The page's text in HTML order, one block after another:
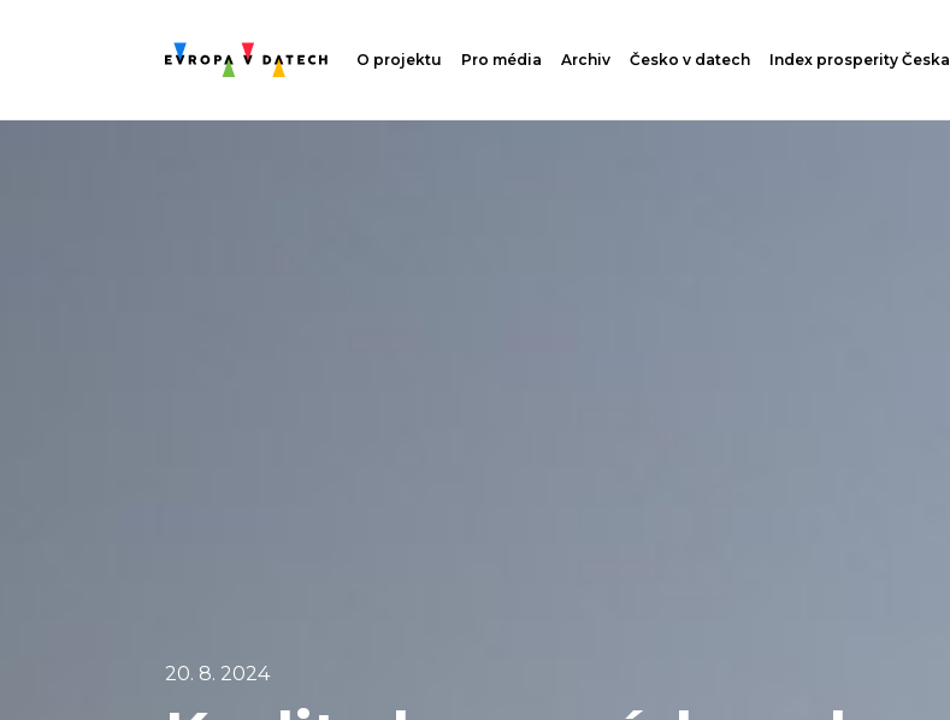
O projektu Pro média Archiv Česko v datech Index prosperity Česka
20. 8. 2024